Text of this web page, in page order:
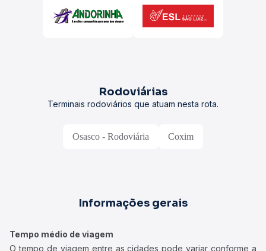
Rodoviárias
Terminais rodoviários que atuam nesta rota.
Osasco - Rodoviária Coxim
Informações gerais
Tempo médio de viagem
O tempo de viagem entre as cidades pode variar conforme a